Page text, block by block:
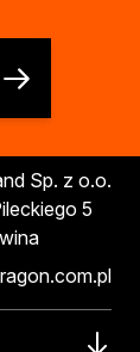
Sp. z o.o.
5